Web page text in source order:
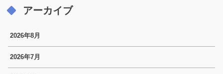
アーカイブ
2026年8月
2026年7月